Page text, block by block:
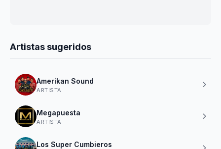
Artistas sugeridos
Amerikan Sound
ARTISTA
Megapuesta
ARTISTA
Los Super Cumbieros